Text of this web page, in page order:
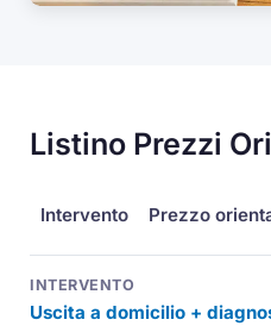
Listino Prezzi
Intervento Prezzo
Uscita a domicilio +